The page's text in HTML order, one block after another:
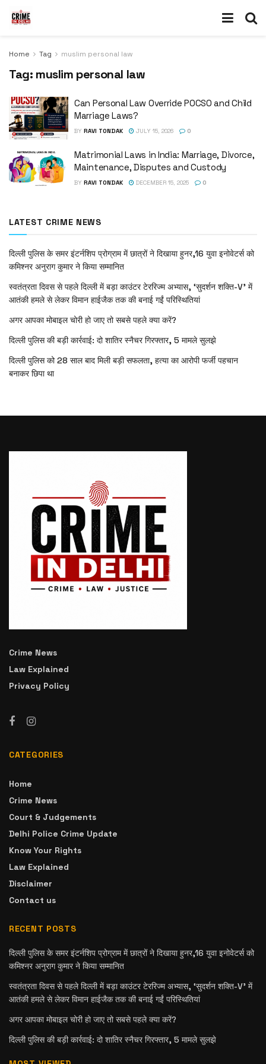
Home Tag muslim personal law
Tag: muslim personal law
Can Personal Law Override POCSO and Child
Marriage Laws?
BY RAVI TONDAK JULY 15, 2026 0
Matrimonial Laws in India: Marriage, Divorce,
Maintenance, Disputes and Custody
BY RAVI TONDAK DECEMBER 15, 2025 0
LATEST CRIME NEWS
दिल्ली पुलिस के समर इंटर्नशिप प्रोग्राम में छात्रों ने दिखाया हुनर,16 युवा इनोवेटर्स को
कमिश्नर अनुराग कुमार ने किया सम्मानित
स्वतंत्रता दिवस से पहले दिल्ली में बड़ा काउंटर टेररिज्म अभ्यास, ‘सुदर्शन शक्ति-V’ में
आतंकी हमले से लेकर विमान हाईजैक तक की बनाई गईं परिस्थितियां
अगर आपका मोबाइल चोरी हो जाए तो सबसे पहले क्या करें?
दिल्ली पुलिस की बड़ी कार्रवाई: दो शातिर स्नैचर गिरफ्तार, 5 मामले सुलझे
दिल्ली पुलिस को 28 साल बाद मिली बड़ी सफलता, हत्या का आरोपी फर्जी पहचान
बनाकर छिपा था
Crime News
Law Explained
Privacy Policy
CATEGORIES
Home
Crime News
Court & Judgements
Delhi Police Crime Update
Know Your Rights
Law Explained
Disclaimer
Contact us
RECENT POSTS
दिल्ली पुलिस के समर इंटर्नशिप प्रोग्राम में छात्रों ने दिखाया हुनर,16 युवा इनोवेटर्स को
कमिश्नर अनुराग कुमार ने किया सम्मानित
स्वतंत्रता दिवस से पहले दिल्ली में बड़ा काउंटर टेररिज्म अभ्यास, ‘सुदर्शन शक्ति-V’ में
आतंकी हमले से लेकर विमान हाईजैक तक की बनाई गईं परिस्थितियां
अगर आपका मोबाइल चोरी हो जाए तो सबसे पहले क्या करें?
दिल्ली पुलिस की बड़ी कार्रवाई: दो शातिर स्नैचर गिरफ्तार, 5 मामले सुलझे